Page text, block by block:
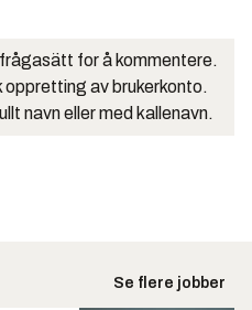
for å kommentere.
av brukerkonto.
navn eller med kallenavn.
Se flere jobber